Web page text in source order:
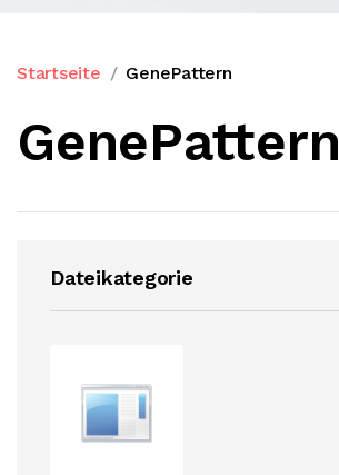
Startseite GenePattern
GenePattern
Dateikategorie